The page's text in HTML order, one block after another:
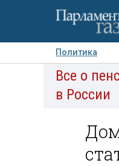
Политика
Авторы
Все о
в России